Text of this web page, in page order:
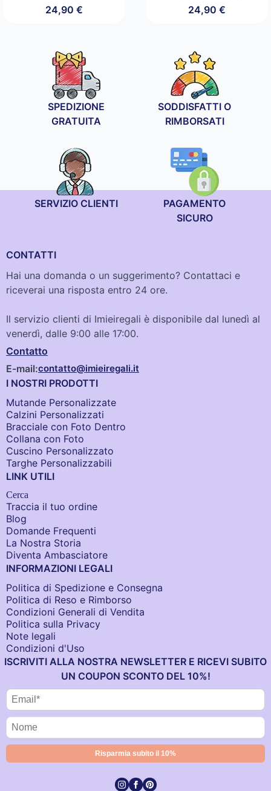
24,90€
24,90 €
SPEDIZIONE
GRATUITA
SODDISFATTI O
RIMBORSATI
SERVIZIO CLIENTI
PAGAMENTO
SICURO
CONTATTI
Hai una domanda o un suggerimento? Contattaci e
riceverai una risposta entro 24 ore.
Il servizio clienti di Imieiregali è disponibile dal lunedì al
venerdì, dalle 9:00 alle 17:00.
Contatto
E-mail:contatto@imieiregali.it
I NOSTRI PRODOTTI
Mutande Personalizzate
Calzini Personalizzati
Bracciale con Foto Dentro​
Collana con Foto
Cuscino Personalizzato
Targhe Personalizzabili
LINK UTILI
Cerca
Traccia il tuo ordine
Blog
Domande Frequenti
La Nostra Storia
Diventa Ambasciatore
INFORMAZIONI LEGALI
Politica di Spedizione e Consegna
Politica di Reso e Rimborso
Condizioni Generali di Vendita
Politica sulla Privacy
Note legali
Condizioni d'Uso
ISCRIVITI ALLA NOSTRA NEWSLETTER E RICEVI SUBITO
UN COUPON SCONTO DEL 10%!